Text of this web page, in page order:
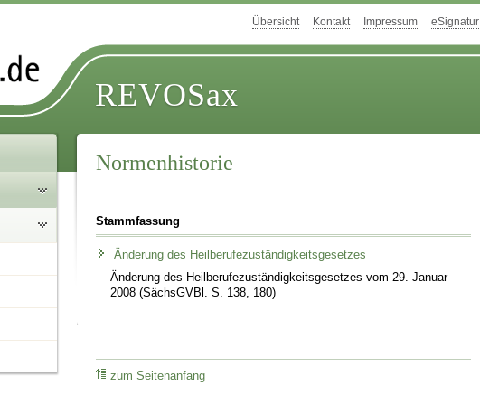
Übersicht Kontakt Impressum eSignatur
REVOSax
Normenhistorie
Stammfassung
Änderung des Heilberufezuständigkeitsgesetzes
Änderung des Heilberufezuständigkeitsgesetzes vom 29. Januar
2008 (SächsGVBl. S. 138, 180)
zum Seitenanfang